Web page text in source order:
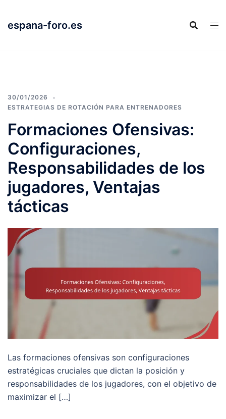
content
espana-foro.es
30/01/2026
ESTRATEGIAS DE ROTACIÓN PARA ENTRENADORES
Formaciones Ofensivas:
Configuraciones,
Responsabilidades de los
jugadores, Ventajas
tácticas
Las formaciones ofensivas son configuraciones
estratégicas cruciales que dictan la posición y
responsabilidades de los jugadores, con el objetivo de
maximizar el […]